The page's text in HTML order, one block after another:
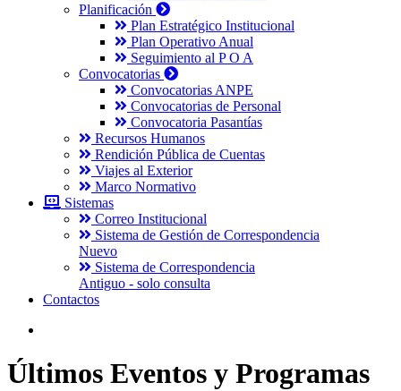
Planificación
Plan Estratégico Institucional
Plan Operativo Anual
Seguimiento al P O A
Convocatorias
Convocatorias ANPE
Convocatorias de Personal
Convocatoria Pasantías
Recursos Humanos
Rendición Pública de Cuentas
Viajes al Exterior
Marco Normativo
Sistemas
Correo Institucional
Sistema de Gestión de Correspondencia
Nuevo
Sistema de Correspondencia
Antiguo - solo consulta
Contactos
Últimos Eventos y Programas